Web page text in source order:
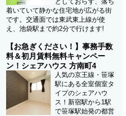
着いていて静かな住宅地が広がる街
です。交通面では東武東上線が使
え、池袋駅まで約2分で行けます!
【お急ぎください！】事務手数
料＆初月賃料無料キャンペー
ン！シェアハウス 方南町4
人気の京王線・笹塚
駅にある全室個室タ
イプのシェアハウ
ス！新宿駅から1駅
で笹塚駅始発の都営